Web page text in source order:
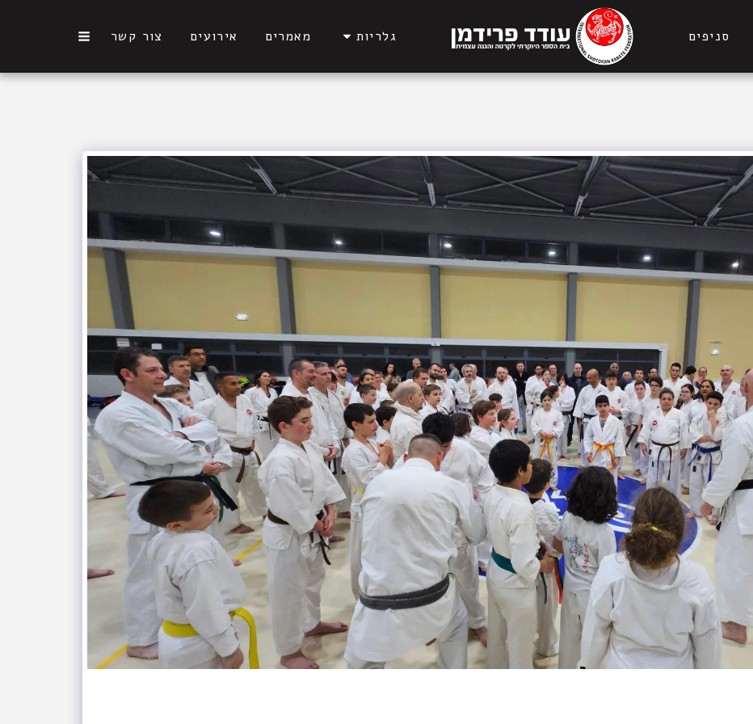
סניפים גלריות מאמרים אירועים צור קשר